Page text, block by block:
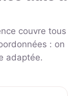
couvre tous
: on
adaptée.